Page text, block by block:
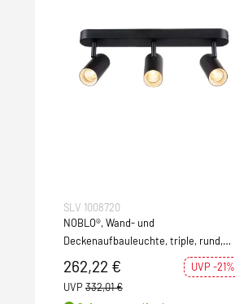
SLV 1008720
NOBLO®, Wand- und
Deckenaufbauleuchte, triple, rund,
2700K, 19W, PHASE, 32°, schwarz
262,22 €
UVP -21%
UVP 332,01 €